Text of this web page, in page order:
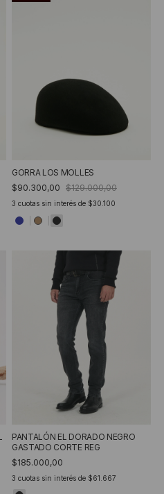
GORRA LOS MOLLES
$90.300,00 $129.000,00
3 cuotas sin interés de $30.100
PANTALÓN EL DORADO NEGRO
GASTADO CORTE REG
$185.000,00
3 cuotas sin interés de $61.667